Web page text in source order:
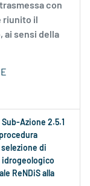
con
riunito il
ai sensi della
Sub-Azione 2.5.1
di
ReNDiS alla